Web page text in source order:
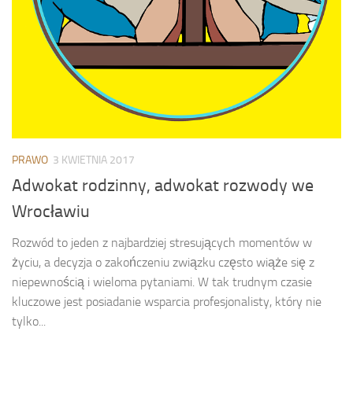
PRAWO 3 KWIETNIA 2017
Adwokat rodzinny, adwokat rozwody we
Wrocławiu
Rozwód to jeden z najbardziej stresujących momentów w
życiu, a decyzja o zakończeniu związku często wiąże się z
niepewnością i wieloma pytaniami. W tak trudnym czasie
kluczowe jest posiadanie wsparcia profesjonalisty, który nie
tylko...